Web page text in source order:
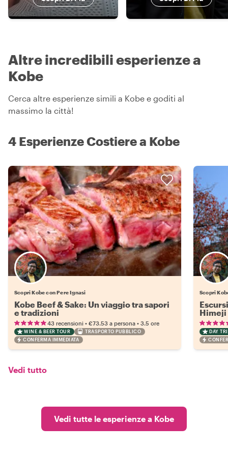
Altre incredibili esperienze a
Kobe
Cerca altre esperienze simili a Kobe e goditi al
massimo la città!
4 Esperienze Costiere a Kobe
Scopri Kobe con Pere Ignasi
Kobe Beef & Sake: Un viaggio tra sapori
e tradizioni
43 recensioni • €73.53 a persona • 3.5 ore
WINE & BEER TOUR
TRASPORTO PUBBLICO
CONFERMA IMMEDIATA
Scopri
Himeji
DAY
Vedi tutto
Vedi tutte le esperienze a Kobe